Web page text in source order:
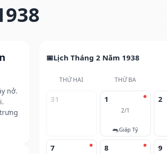
nở.
Lịch Tháng 2 Năm 1938
THỨ HAI THỨ BA
31 1
2/1
🐀Giáp Tý
2
7 8 9